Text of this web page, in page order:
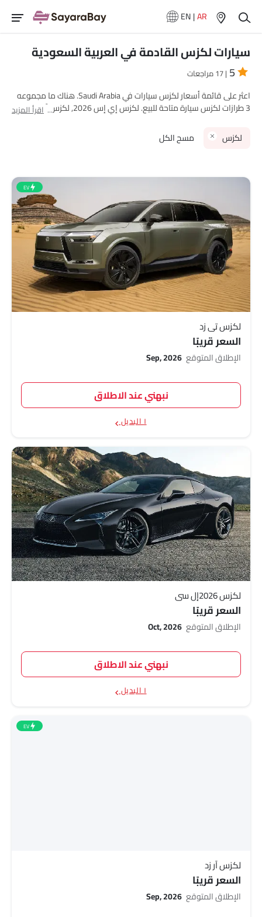
EN|AR
سيارات لكزس القادمة في العربية السعودية
5 | 17 مراجعات
اعثر على قائمة أسعار لكزس سيارات في Saudi Arabia. هناك ما مجموعه
3 طرازات لكزس سيارة متاحة للبيع. لكزس إي إس 2026, لكزس آر زد and
لكزس سيارة من القائمة أدناه لمعرفة القائمة الكاملة للأسعار في
اقرأ المزيد
لكزس مسح الكل
EV
لكزس تي زد
السعر قريبًا
الإطلاق المتوقع Sep, 2026
نبهني عند الاطلاق
١ البديل
لكزس 2026إل سي
السعر قريبًا
الإطلاق المتوقع Oct, 2026
نبهني عند الاطلاق
١ البديل
EV
لكزس آر زد
السعر قريبًا
الإطلاق المتوقع Sep, 2026